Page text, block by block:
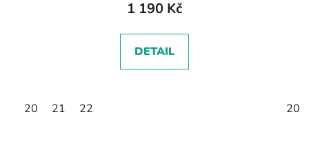
1 190 Kč
DETAIL
20 21 22 20